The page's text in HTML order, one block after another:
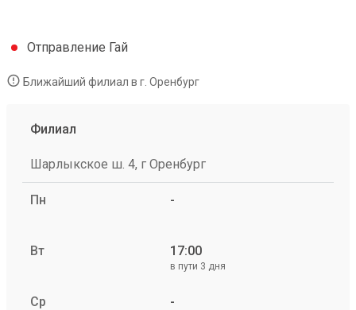
Отправление Гай
Ближайший филиал в г. Оренбург
Филиал
Шарлыкское ш. 4, г Оренбург
Пн -
Вт 17:00
в пути 3 дня
Ср -